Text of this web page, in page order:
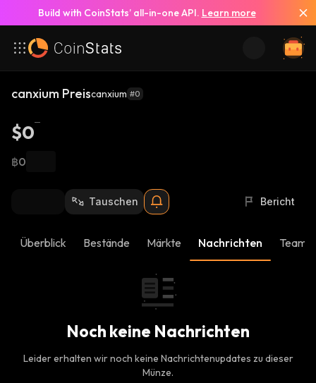
Build with CoinStats’ all-in-one API. Learn more
canxium Preiscanxium #0
$0
฿0
Tauschen Bericht
Überblick Bestände Märkte Nachrichten Team-
Noch keine Nachrichten
Leider erhalten wir noch keine Nachrichtenupdates zu dieser
Münze.